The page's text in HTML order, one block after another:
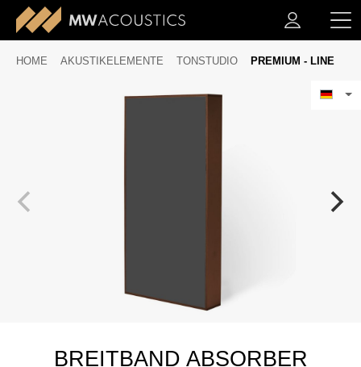
HOME AKUSTIKELEMENTE TONSTUDIO PREMIUM - LINE
BREITBAND ABSORBER